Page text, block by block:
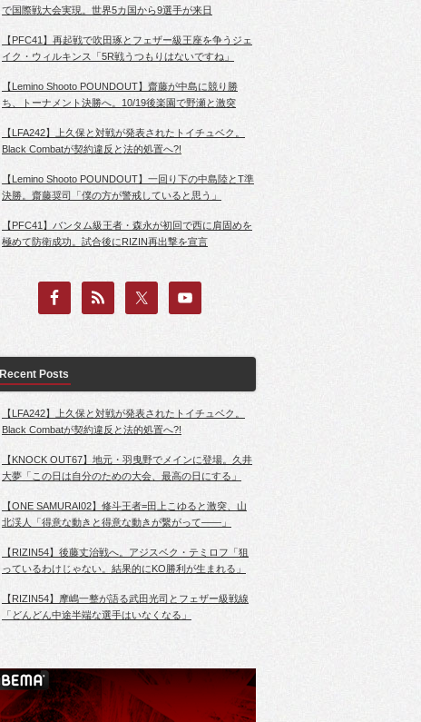
で国際戦大会実現。世界5カ国から9選手が来日
【PFC41】再起戦で吹田琢とフェザー級王座を争うジェ
イク・ウィルキンス「5R戦うつもりはないですね」
【Lemino Shooto POUNDOUT】齋藤が中島に競り勝
ち、トーナメント決勝へ。10/19後楽園で野瀬と激突
【LFA242】上久保と対戦が発表されたトイチュベク。
Black Combatが契約違反と法的処置へ?!
【Lemino Shooto POUNDOUT】一回り下の中島陸とT準
決勝。齋藤奨司「僕の方が警戒していると思う」
【PFC41】バンタム級王者・森永が初回で西に肩固めを
極めて防衛成功。試合後にRIZIN再出撃を宣言
Recent Posts
【LFA242】上久保と対戦が発表されたトイチュベク。
Black Combatが契約違反と法的処置へ?!
【KNOCK OUT67】地元・羽曳野でメインに登場。久井
大夢「この日は自分のための大会、最高の日にする」
【ONE SAMURAI02】修斗王者=田上こゆると激突、山
北渓人「得意な動きと得意な動きが繋がって――」
【RIZIN54】後藤丈治戦へ。アジスベク・テミロフ「狙
っているわけじゃない。結果的にKO勝利が生まれる」
【RIZIN54】摩嶋一整が語る武田光司とフェザー級戦線
「どんどん中途半端な選手はいなくなる」